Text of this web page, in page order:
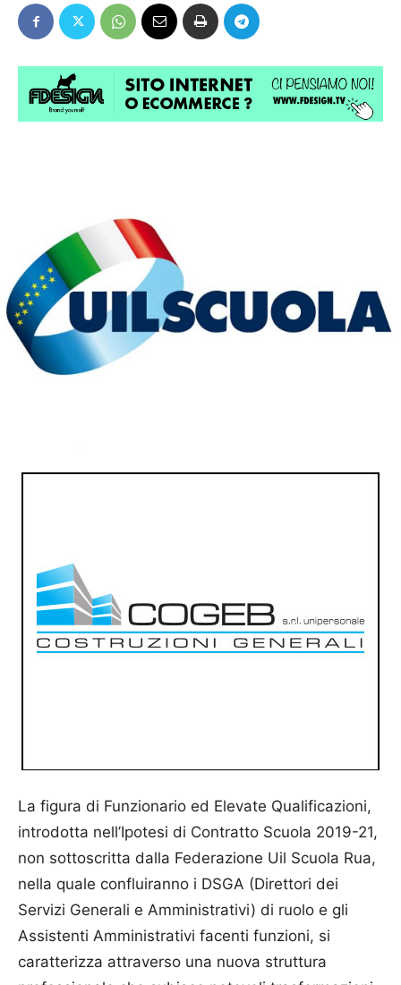
La figura di Funzionario ed Elevate Qualificazioni,
introdotta nell’Ipotesi di Contratto Scuola 2019-21,
non sottoscritta dalla Federazione Uil Scuola Rua,
nella quale confluiranno i DSGA (Direttori dei
Servizi Generali e Amministrativi) di ruolo e gli
Assistenti Amministrativi facenti funzioni, si
caratterizza attraverso una nuova struttura